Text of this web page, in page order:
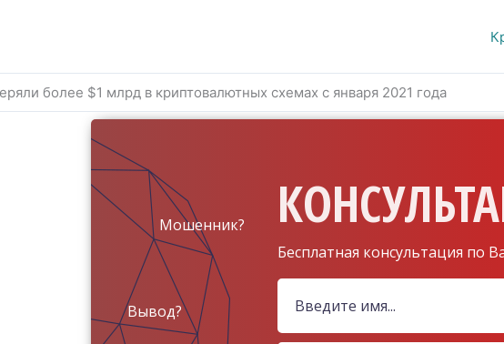
более $1 млрд в криптовалютных схемах с января 2021 года
Бесплатная консультация по
Мошенник?
Вывод?